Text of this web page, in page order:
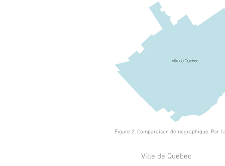
Figure 2. Comparaison démographique. Par
Ville de Québec